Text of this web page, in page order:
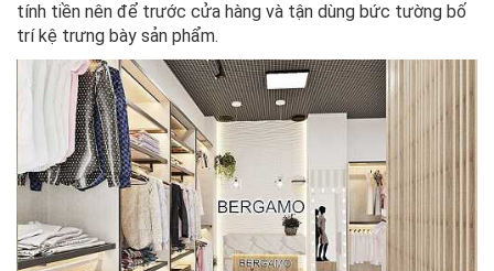
tính tiền nên để trước cửa hàng và tận dùng bức tường bố
trí kệ trưng bày sản phẩm.